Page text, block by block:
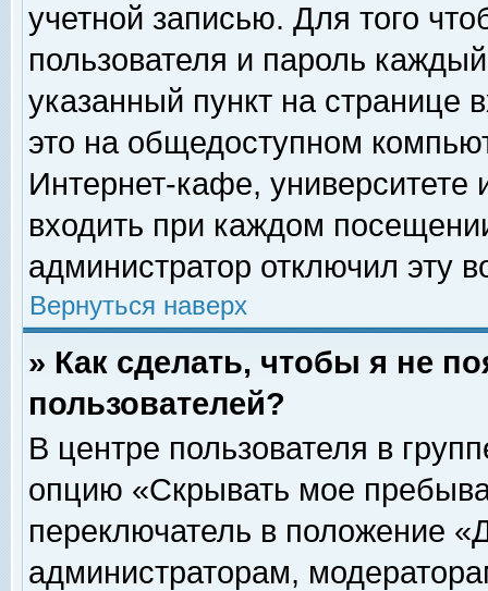
учетной записью. Для того
пользователя и пароль
указанный пункт на
это на общедоступном
Интернет-кафе, университете
входить при каждом
администратор отключил эту
Вернуться наверх
» Как сделать, чтобы я не
пользователей?
В центре пользователя в
опцию «Скрывать мое
переключатель в положение
администраторам,